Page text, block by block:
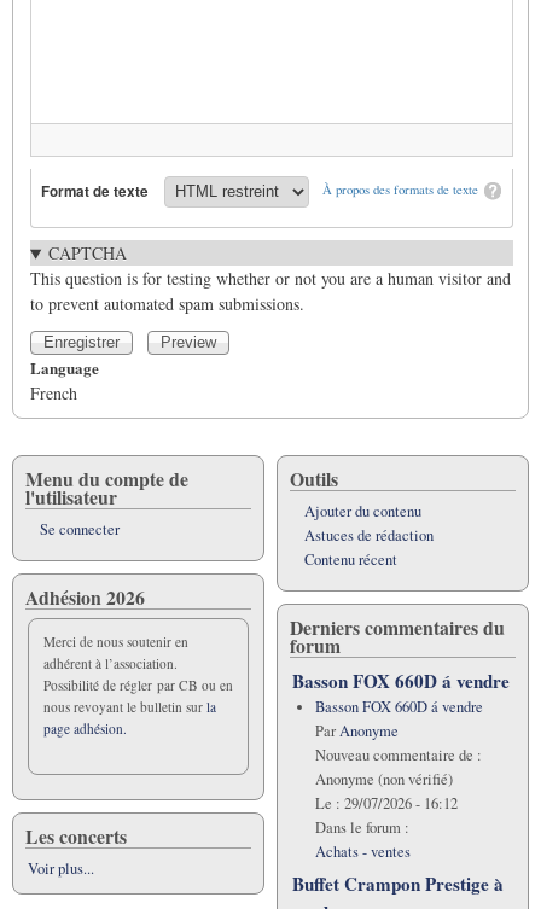
À propos des formats de texte
Format de texte
CAPTCHA
This question is for testing whether or not you are a human visitor and
to prevent automated spam submissions.
Language
French
Menu du compte de
l'utilisateur
Se connecter
Adhésion 2026
Merci de nous soutenir en
adhérent à l’association.
Possibilité de régler par CB ou en
nous revoyant le bulletin sur la
page adhésion.
Les concerts
Voir plus...
Outils
Ajouter du contenu
Astuces de rédaction
Contenu récent
Derniers commentaires du
forum
Basson FOX 660D á vendre
Basson FOX 660D á vendre
ParAnonyme
Nouveau commentaire de :
Anonyme (non vérifié)
Le : 29/07/2026 - 16:12
Dans le forum :
Achats - ventes
Buffet Crampon Prestige à